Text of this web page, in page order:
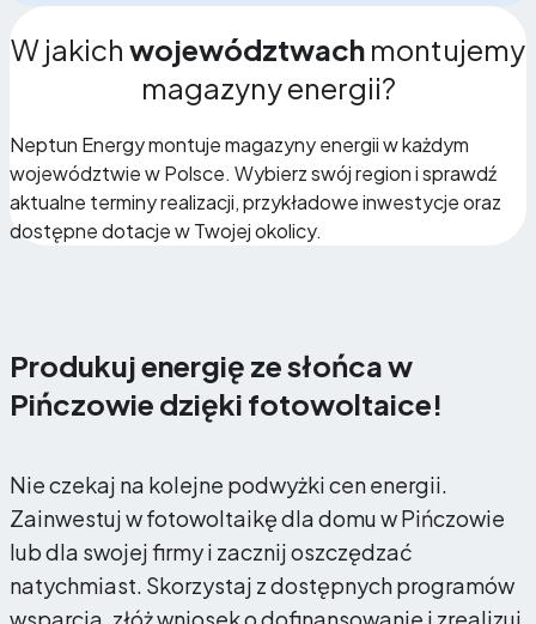
W jakich województwach montujemy
magazyny energii?
Neptun Energy montuje magazyny energii w każdym
województwie w Polsce. Wybierz swój region i sprawdź
aktualne terminy realizacji, przykładowe inwestycje oraz
dostępne dotacje w Twojej okolicy.
Produkuj energię ze słońca w
Pińczowie dzięki fotowoltaice!
Nie czekaj na kolejne podwyżki cen energii.
Zainwestuj w fotowoltaikę dla domu w Pińczowie
lub dla swojej firmy i zacznij oszczędzać
natychmiast. Skorzystaj z dostępnych programów
wsparcia, złóż wniosek o dofinansowanie i zrealizuj